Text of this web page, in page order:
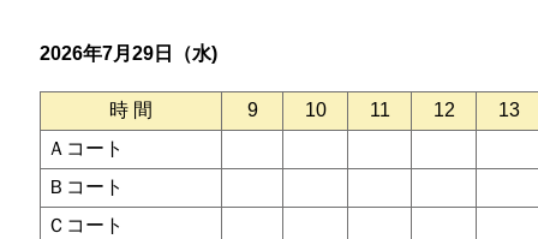
2026年7月29日（水)
時 間 9 10 11 12
13
Ａコート
Ｂコート
Ｃコート